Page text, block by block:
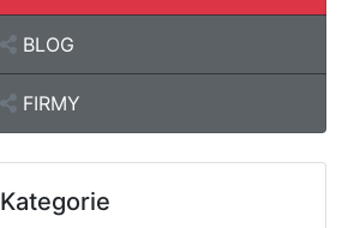
BLOG
FIRMY
Kategorie